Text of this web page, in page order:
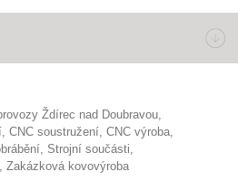
Ždírec nad Doubravou
CNC soustružení
CNC výroba
strojní součásti
zakázková kovovýroba